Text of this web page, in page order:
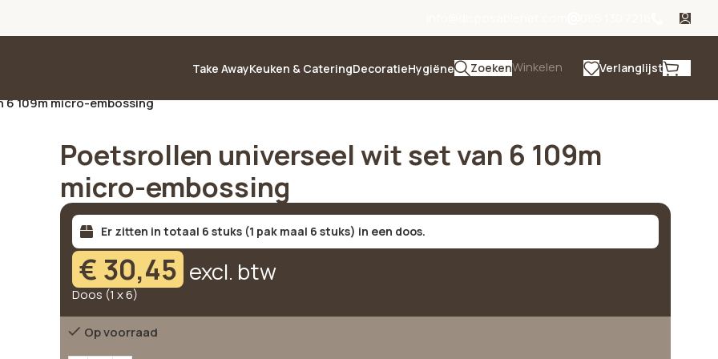
Take AwayKeuken & CateringDecoratieHygiëne ZoekenWinkelen Verlanglijst
109m micro-embossing
Poetsrollen universeel wit set van 6 109m
micro-embossing
Er zitten in totaal 6 stuks (1 pak maal 6 stuks) in een doos.
€ 30,45 excl. btw
Doos (1 x 6)
Op voorraad